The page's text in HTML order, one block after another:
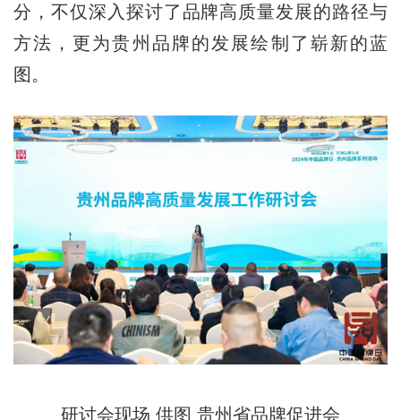
分，不仅深入探讨了品牌高质量发展的路径与
方法，更为贵州品牌的发展绘制了崭新的蓝
图。
研讨会现场 供图 贵州省品牌促进会